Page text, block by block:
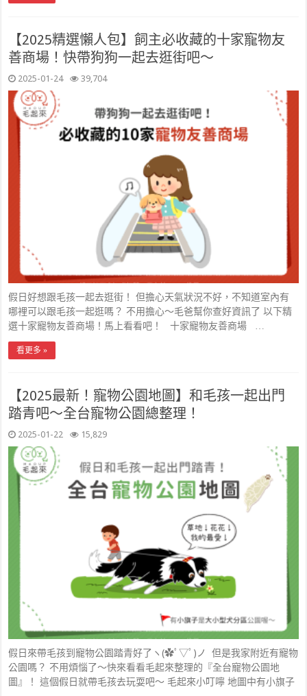
【2025精選懶人包】飼主必收藏的十家寵物友
善商場！快帶狗狗一起去逛街吧～
2025-01-24 39,704
假日好想跟毛孩一起去逛街！ 但擔心天氣狀況不好，不知道室內有
哪裡可以跟毛孩一起逛嗎？ 不用擔心～毛爸幫你查好資訊了 以下精
選十家寵物友善商場！馬上看看吧！ 十家寵物友善商場 …
看更多 »
【2025最新！寵物公園地圖】和毛孩一起出門
踏青吧～全台寵物公園總整理！
2025-01-22 15,829
假日來帶毛孩到寵物公園踏青好了ヽ(✿ﾟ▽ﾟ)ノ 但是我家附近有寵物
公園嗎？ 不用煩惱了～快來看看毛起來整理的『全台寵物公園地
圖』！ 這個假日就帶毛孩去玩耍吧～ 毛起來小叮嚀 地圖中有小旗子